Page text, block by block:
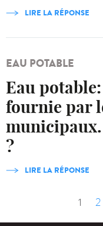
LIRE LA RÉPONSE
EAU POTABLE
Eau
fournie par
?
LIRE LA RÉPONSE
1 2